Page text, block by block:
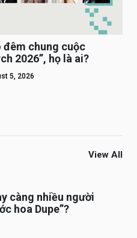
đêm chung cuộc
2026”, họ là ai?
5, 2026
View All
càng nhiều người
hoa Dupe”?